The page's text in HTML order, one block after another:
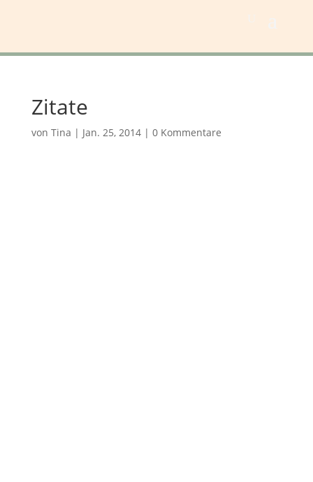
Zitate
von Tina | Jan. 25, 2014| 0 Kommentare